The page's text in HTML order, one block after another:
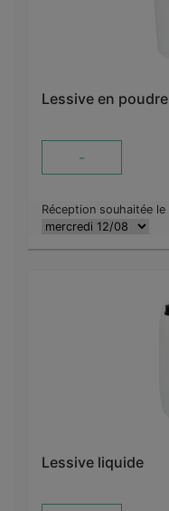
Lessive en poudre
-
Réception souhaitée le
Lessive liquide